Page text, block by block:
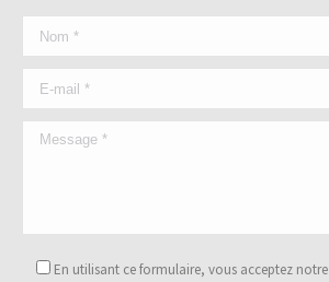
En utilisant ce formulaire, vous acceptez notre